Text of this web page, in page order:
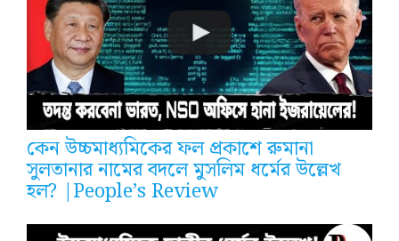
কেন উচ্চমাধ্যমিকের ফল প্রকাশে রুমানা
সুলতানার নামের বদলে মুসলিম ধর্মের উল্লেখ
হল? |People’s Review